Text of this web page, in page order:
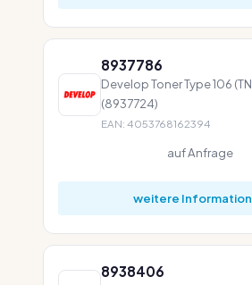
8937786
Develop Toner Type 106
(8937724)
EAN: 4053768162394
auf Anfrage
weitere
8938406